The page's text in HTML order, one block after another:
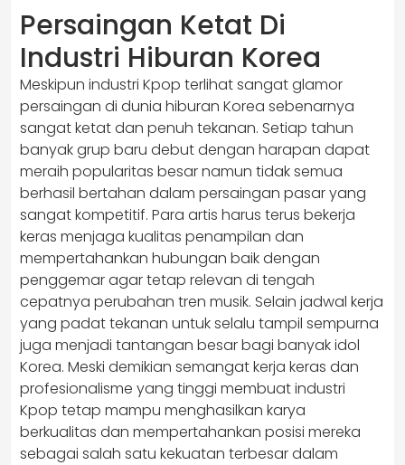
Persaingan Ketat Di
Industri Hiburan Korea
Meskipun industri Kpop terlihat sangat glamor
persaingan di dunia hiburan Korea sebenarnya
sangat ketat dan penuh tekanan. Setiap tahun
banyak grup baru debut dengan harapan dapat
meraih popularitas besar namun tidak semua
berhasil bertahan dalam persaingan pasar yang
sangat kompetitif. Para artis harus terus bekerja
keras menjaga kualitas penampilan dan
mempertahankan hubungan baik dengan
penggemar agar tetap relevan di tengah
cepatnya perubahan tren musik. Selain jadwal kerja
yang padat tekanan untuk selalu tampil sempurna
juga menjadi tantangan besar bagi banyak idol
Korea. Meski demikian semangat kerja keras dan
profesionalisme yang tinggi membuat industri
Kpop tetap mampu menghasilkan karya
berkualitas dan mempertahankan posisi mereka
sebagai salah satu kekuatan terbesar dalam